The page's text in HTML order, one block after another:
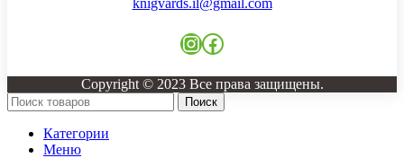
knigvards.il@gmail.com
Instagram
Facebook
Copyright © 2023 Все права защищены.
Поиск
Категории
Меню